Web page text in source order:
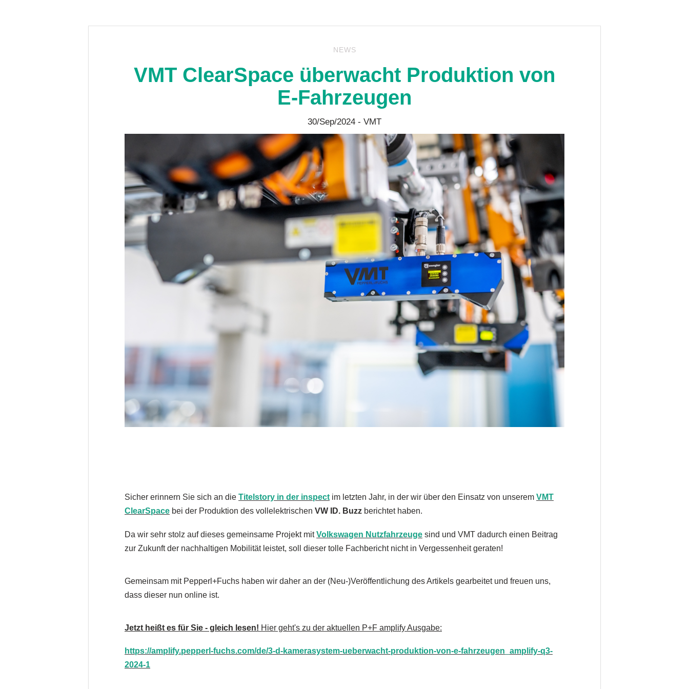
NEWS
VMT ClearSpace überwacht Produktion von
E-Fahrzeugen
30/Sep/2024 - VMT
Sicher erinnern Sie sich an die Titelstory in der inspect im letzten Jahr, in der wir über den Einsatz von unserem VMT
ClearSpace bei der Produktion des vollelektrischen VW ID. Buzz berichtet haben.
Da wir sehr stolz auf dieses gemeinsame Projekt mitVolkswagen Nutzfahrzeuge sind und VMT dadurch einen Beitrag
zur Zukunft der nachhaltigen Mobilität leistet, soll dieser tolle Fachbericht nicht in Vergessenheit geraten!
Gemeinsam mit Pepperl+Fuchs haben wir daher an der (Neu-)Veröffentlichung des Artikels gearbeitet und freuen uns,
dass dieser nun online ist.
Jetzt heißt es für Sie - gleich lesen! Hier geht's zu der aktuellen P+F amplify Ausgabe:
https://amplify.pepperl-fuchs.com/de/3-d-kamerasystem-ueberwacht-produktion-von-e-fahrzeugen_amplify-q3-
2024-1